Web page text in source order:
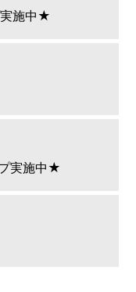
実施中★
実施中★